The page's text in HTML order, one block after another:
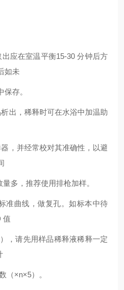
出应在室温平衡15-30 分钟后方
如未
存。
出，稀释时可在水浴中加温助
，并经常校对其准确性，以避
多，推荐使用排枪加样。
准曲线，做复孔。如标本中待
值
，请先用样品稀释液稀释一定
（×n×5）。